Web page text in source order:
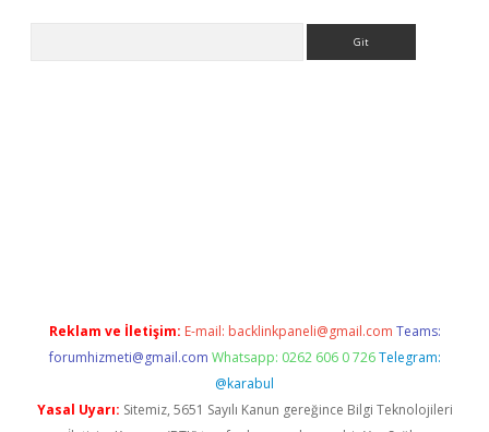
Reklam ve İletişim: E-mail: backlinkpaneli@gmail.com Teams:
forumhizmeti@gmail.com Whatsapp: 0262 606 0 726 Telegram:
@karabul
Yasal Uyarı: Sitemiz, 5651 Sayılı Kanun gereğince Bilgi Teknolojileri